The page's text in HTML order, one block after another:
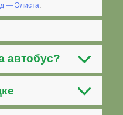
— Элиста.
автобус?